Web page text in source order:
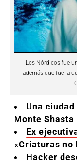
Los Nórdicos fue
además que fue la
Una
Monte Shasta
Ex
«Criaturas no
Hacker